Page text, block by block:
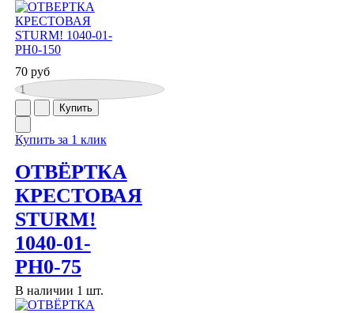
70 руб
Купить за 1 клик
ОТВЁРТКА
КРЕСТОВАЯ
STURM!
1040-01-
PH0-75
В наличии 1 шт.